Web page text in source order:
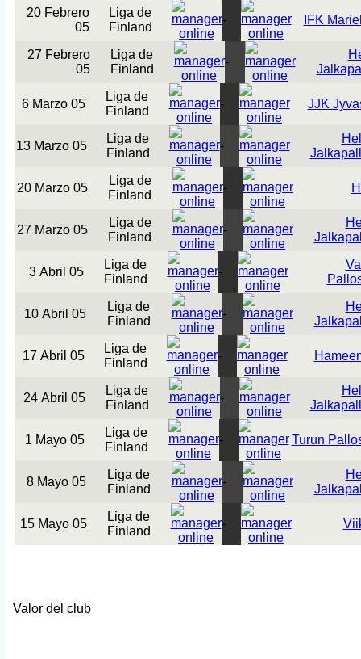
20 Febrero
05
Liga de
Finland
- IFK
27 Febrero
05
Liga de
Finland
-
6 Marzo 05
Liga de
Finland
- JJK
13 Marzo 05
Liga de
Finland
-
20 Marzo 05
Liga de
Finland
-
27 Marzo 05
Liga de
Finland
-
3 Abril 05
Liga de
Finland
-
10 Abril 05
Liga de
Finland
-
17 Abril 05
Liga de
Finland
-
24 Abril 05
Liga de
Finland
-
1 Mayo 05
Liga de
Finland
- Turun
8 Mayo 05
Liga de
Finland
-
15 Mayo 05
Liga de
Finland
-
Valor del club